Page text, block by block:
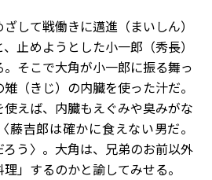
して戦働きに邁進（まいしん）
止めようとした小一郎（秀長）
そこで大角が小一郎に振る舞っ
（きじ）の内臓を使った汁だ。
えば、内臓もえぐみや臭みがな
藤吉郎は確かに食えない男だ。
う〉。大角は、兄弟のお前以外
」するのかと諭してみせる。